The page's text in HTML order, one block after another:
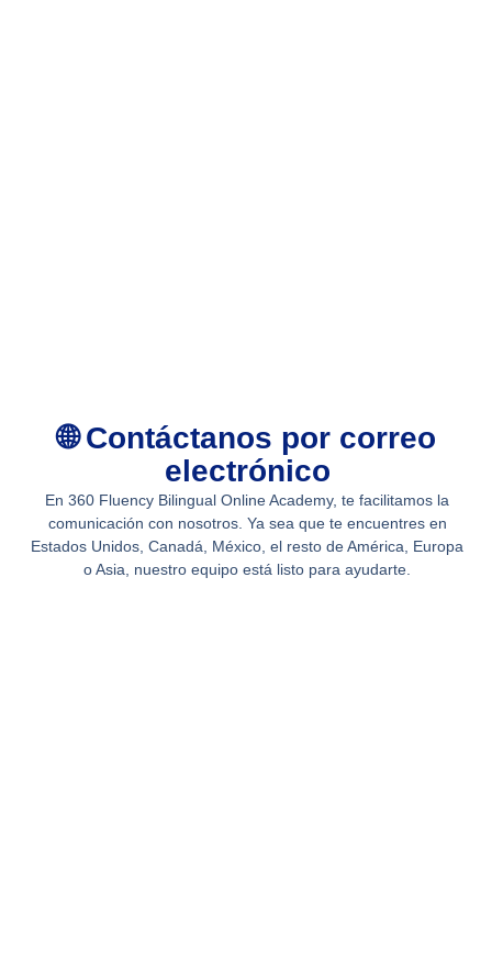
🌐 Contáctanos por correo
electrónico
En 360 Fluency Bilingual Online Academy, te facilitamos la
comunicación con nosotros. Ya sea que te encuentres en
Estados Unidos, Canadá, México, el resto de América, Europa
o Asia, nuestro equipo está listo para ayudarte.